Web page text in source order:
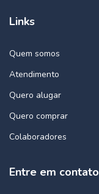
Links
Quem somos
Atendimento
Quero alugar
Quero comprar
Colaboradores
Entre em contato